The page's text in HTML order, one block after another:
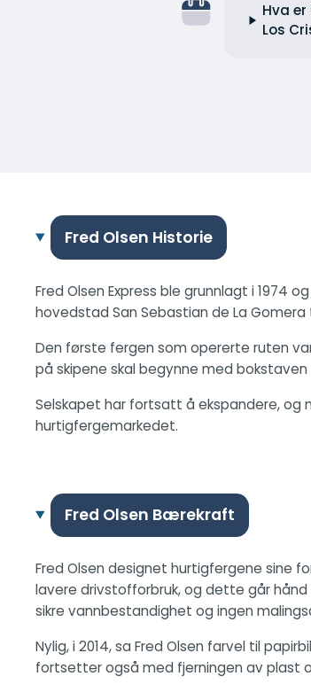
Hva
Los
Fred Olsen Historie
Fred Olsen Express ble grunnlagt i 1974
hovedstad San Sebastian de La
Den første fergen som opererte ruten
på skipene skal begynne med bokstaven
Selskapet har fortsatt å ekspandere, og
hurtigfergemarkedet.
Fred Olsen Bærekraft
Fred Olsen designet hurtigfergene sine
lavere drivstofforbruk, og dette går
sikre vannbestandighet og ingen
Nylig, i 2014, sa Fred Olsen farvel til
fortsetter også med fjerningen av plast